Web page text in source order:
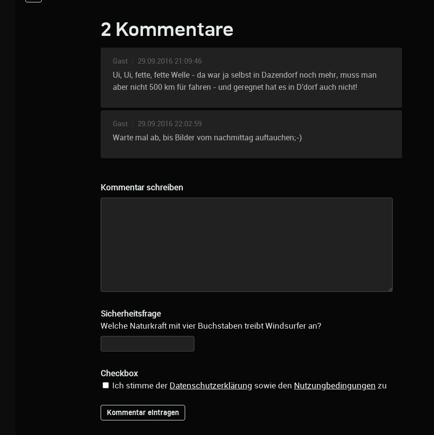
2 Kommentare
Gast 29.09.2016 21:09:46
Ui, Ui, fette, fette Welle - da war ja selbst in Dazendorf noch mehr, muss man
aber nicht 500 km für fahren - und geregnet hat es in D'dorf auch nicht!
Gast 29.09.2016 22:02:59
Warte mal ab, bis Bilder vom nachmittag auftauchen;-)
Kommentar schreiben
Sicherheitsfrage
Welche Naturkraft mit vier Buchstaben treibt Windsurfer an?
Checkbox
Ich stimme der Datenschutzerklärung sowie den Nutzungbedingungen zu